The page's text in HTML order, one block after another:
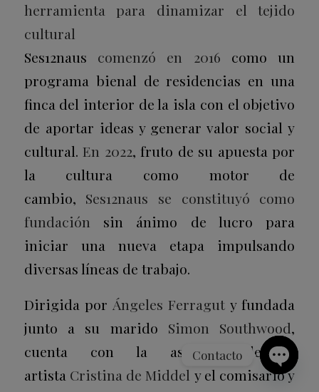
herramienta para dinamizar el tejido
cultural
Ses12naus comenzó en 2016 como un
programa bienal de residencias en una
finca del interior de la isla con el objetivo
de aportar ideas y generar valor social y
cultural.En 2022, fruto de su apuesta por
la cultura como motor de
cambio, Ses12naus se constituyó como
fundación sin ánimo de lucro para
iniciar una nueva etapa impulsando
diversas líneas de trabajo.
Dirigida por Ángeles Ferragut y fundada
junto a su marido Simon Southwood,
cuenta con la asesoría de la
artista Cristina de Middel y el comisario y
Contacto
Open